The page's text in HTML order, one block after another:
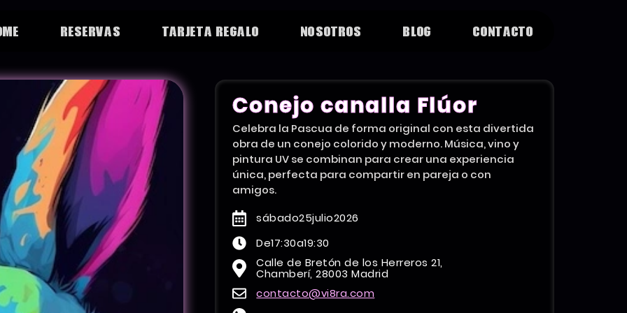
RESERVAS TARJETA REGALO NOSOTROS BLOG CONTACTO
Conejo canalla Flúor
Celebra la Pascua de forma original con esta divertida
obra de un conejo colorido y moderno. Música, vino y
pintura UV se combinan para crear una experiencia
única, perfecta para compartir en pareja o con
amigos.
sábado25julio2026
De17:30a19:30
Calle de Bretón de los Herreros 21,
Chamberí, 28003 Madrid
contacto@vi8ra.com